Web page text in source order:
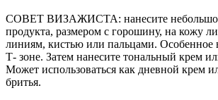
СОВЕТ ВИЗАЖИСТА: нанесите небольшое
продукта, размером с горошину, на кожу
линиям, кистью или пальцами. Особенное
Т- зоне. Затем нанесите тональный крем
Может использоваться как дневной крем
бритья.